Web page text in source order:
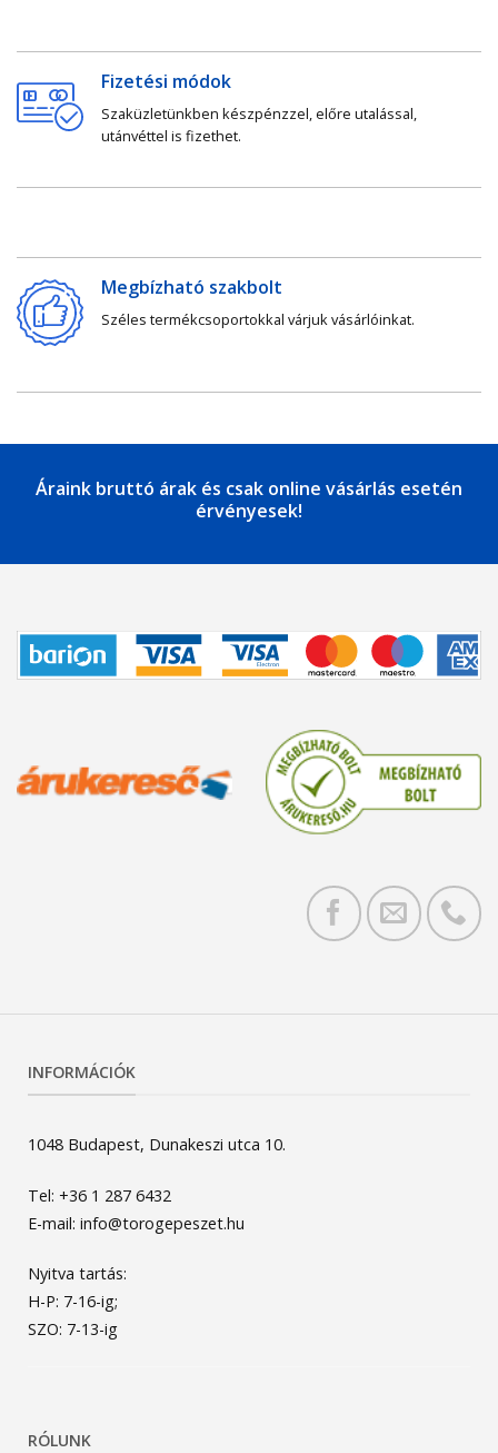
Fizetési módok
Szaküzletünkben készpénzzel, előre utalással,
utánvéttel is fizethet.
Megbízható szakbolt
Széles termékcsoportokkal várjuk vásárlóinkat.
Áraink bruttó árak és csak online vásárlás esetén
érvényesek!
INFORMÁCIÓK
1048 Budapest, Dunakeszi utca 10.
Tel: +36 1 287 6432
E-mail: info@torogepeszet.hu
Nyitva tartás:
H-P: 7-16-ig;
SZO: 7-13-ig
RÓLUNK